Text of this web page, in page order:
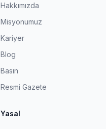
Hakkımızda
Misyonumuz
Kariyer
Blog
Basın
Resmi Gazete
Yasal